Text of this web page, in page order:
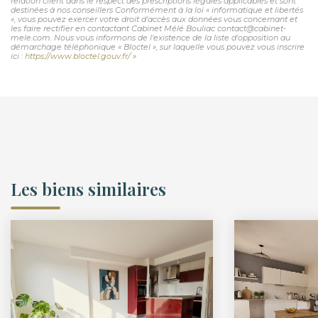
destinées à nos conseillers Conformément à la loi « informatique et libertés
», vous pouvez exercer votre droit d'accès aux données vous concernant et
les faire rectifier en contactant Cabinet Mélé Bouliac contact@cabinet-
mele.com. Nous vous informons de l'existence de la liste d'opposition au
démarchage téléphonique « Bloctel », sur laquelle vous pouvez vous inscrire
ici : https://www.bloctel.gouv.fr/»
Les biens similaires